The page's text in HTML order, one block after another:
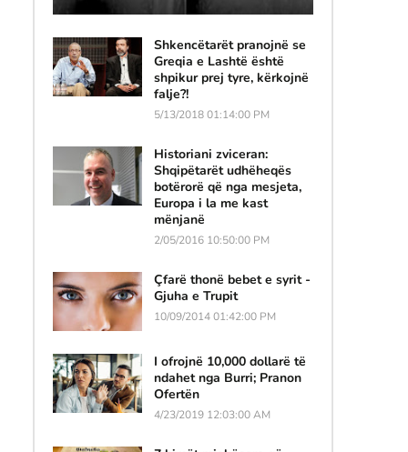
Shkencëtarët pranojnë se
Greqia e Lashtë është
shpikur prej tyre, kërkojnë
falje?!
5/13/2018 01:14:00 PM
Historiani zviceran:
Shqipëtarët udhëheqës
botërorë që nga mesjeta,
Europa i la me kast
mënjanë
2/05/2016 10:50:00 PM
Çfarë thonë bebet e syrit -
Gjuha e Trupit
10/09/2014 01:42:00 PM
I ofrojnë 10,000 dollarë të
ndahet nga Burri; Pranon
Ofertën
4/23/2019 12:03:00 AM